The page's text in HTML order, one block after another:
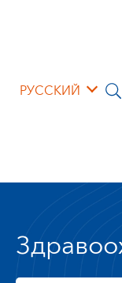
РУССКИЙ